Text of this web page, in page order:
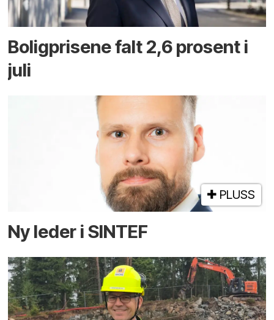
Boligprisene falt 2,6 prosent i
juli
PLUSS
Ny leder i SINTEF